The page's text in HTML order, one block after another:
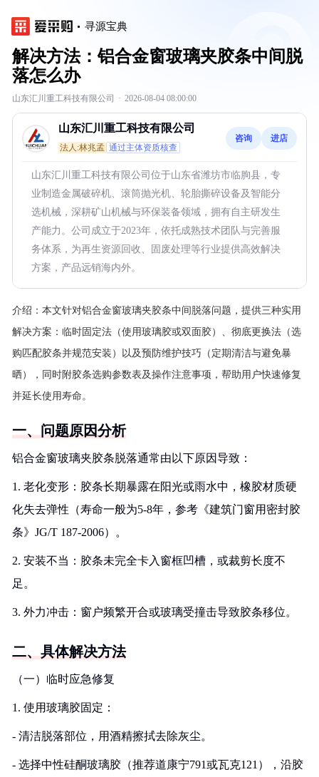
寻源宝典
解决方法：铝合金窗玻璃夹胶条中间脱
落怎么办
山东汇川重工科技有限公司 · 2026-08-04 08:00:00
山东汇川重工科技有限公司
法人:林兆孟 通过主体资质核查
咨询 进店
山东汇川重工科技有限公司位于山东省潍坊市临朐县，专
业制造金属破碎机、滚筒抛光机、轮胎撕碎设备及智能分
选机械，深耕矿山机械与环保装备领域，拥有自主研发生
产能力。公司成立于2023年，依托成熟技术团队与完善服
务体系，为再生资源回收、固废处理等行业提供高效解决
方案，产品远销海内外。
介绍： 本文针对铝合金窗玻璃夹胶条中间脱落问题，提供三种实用
解决方案：临时固定法（使用玻璃胶或双面胶）、彻底更换法（选
购匹配胶条并规范安装）以及预防维护技巧（定期清洁与避免暴
晒），同时附胶条选购参数表及操作注意事项，帮助用户快速修复
并延长使用寿命。
一、问题原因分析
铝合金窗玻璃夹胶条脱落通常由以下原因导致：
1. 老化变形：胶条长期暴露在阳光或雨水中，橡胶材质硬
化失去弹性（寿命一般为5-8年，参考《建筑门窗用密封胶
条》JG/T 187-2006）。
2. 安装不当：胶条未完全卡入窗框凹槽，或裁剪长度不
足。
3. 外力冲击：窗户频繁开合或玻璃受撞击导致胶条移位。
二、具体解决方法
（一）临时应急修复
1. 使用玻璃胶固定：
- 清洁脱落部位，用酒精擦拭去除灰尘。
- 选择中性硅酮玻璃胶（推荐道康宁791或瓦克121），沿胶